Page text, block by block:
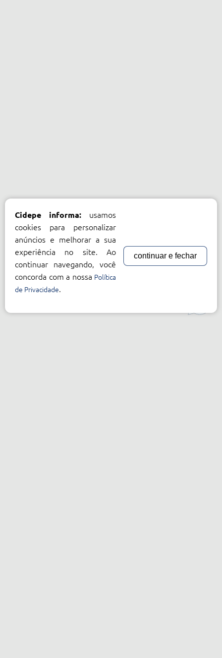
Cidepe informa: usamos
cookies para personalizar
anúncios e melhorar a sua
experiência no site. Ao
continuar navegando, você
concorda com a nossa Política
de Privacidade.
continuar e fechar